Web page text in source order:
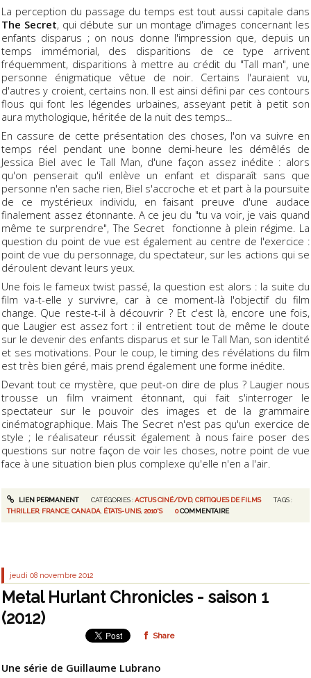
La perception du passage du temps est tout aussi capitale dans
The Secret, qui débute sur un montage d'images concernant les
enfants disparus ; on nous donne l'impression que, depuis un
temps immémorial, des disparitions de ce type arrivent
fréquemment, disparitions à mettre au crédit du "Tall man", une
personne énigmatique vêtue de noir. Certains l'auraient vu,
d'autres y croient, certains non. Il est ainsi défini par ces contours
flous qui font les légendes urbaines, asseyant petit à petit son
aura mythologique, héritée de la nuit des temps...
En cassure de cette présentation des choses, l'on va suivre en
temps réel pendant une bonne demi-heure les démêlés de
Jessica Biel avec le Tall Man, d'une façon assez inédite : alors
qu'on penserait qu'il enlève un enfant et disparaît sans que
personne n'en sache rien, Biel s'accroche et et part à la poursuite
de ce mystérieux individu, en faisant preuve d'une audace
finalement assez étonnante. A ce jeu du "tu va voir, je vais quand
même te surprendre", The Secret fonctionne à plein régime. La
question du point de vue est également au centre de l'exercice :
point de vue du personnage, du spectateur, sur les actions qui se
déroulent devant leurs yeux.
Une fois le fameux twist passé, la question est alors : la suite du
film va-t-elle y survivre, car à ce moment-là l'objectif du film
change. Que reste-t-il à découvrir ? Et c'est là, encore une fois,
que Laugier est assez fort : il entretient tout de même le doute
sur le devenir des enfants disparus et sur le Tall Man, son identité
et ses motivations. Pour le coup, le timing des révélations du film
est très bien géré, mais prend également une forme inédite.
Devant tout ce mystère, que peut-on dire de plus ? Laugier nous
trousse un film vraiment étonnant, qui fait s'interroger le
spectateur sur le pouvoir des images et de la grammaire
cinématographique. Mais The Secret n'est pas qu'un exercice de
style ; le réalisateur réussit également à nous faire poser des
questions sur notre façon de voir les choses, notre point de vue
face à une situation bien plus complexe qu'elle n'en a l'air.
LIEN PERMANENT CATÉGORIES :ACTUS CINÉ/DVD, CRITIQUES DE FILMS
TAGS :
THRILLER, FRANCE ,CANADA ÉTATS-UNIS, 2010'S 0COMMENTAIRE
jeudi 08 novembre 2012
Metal Hurlant Chronicles - saison 1
(2012)
Share
Une série de Guillaume Lubrano